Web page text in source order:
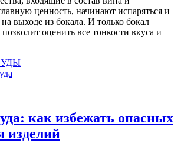
ценность, начинают испаряться и
выходе из бокала. И только бокал
оценить все тонкости вкуса и
как избежать опасных
изделий